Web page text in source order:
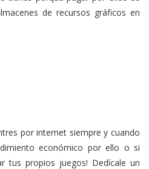
de recursos gráficos en
por internet siempre y cuando
económico por ello o si
tus propios juegos! Dedícale un